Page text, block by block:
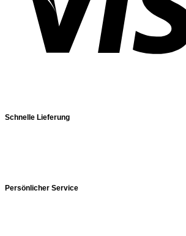
Schnelle Lieferung
Persönlicher Service